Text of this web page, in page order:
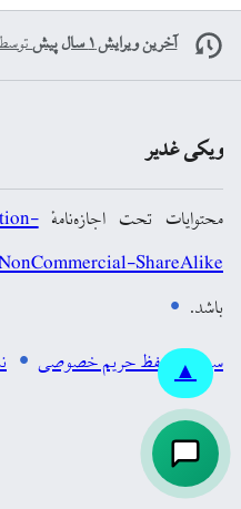
▲
آخرین ویرایش ۱ سال پیش
ویکی غدیر
محتوایات تحت اجازه‌نامهٔ
ShareAlike
باشد.
سیاست حفظ حریم خصوصی